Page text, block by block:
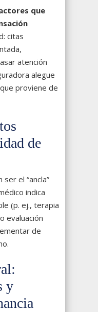
que
citas
atención
alegue
proviene de
de
el “ancla”
indica
(p. ej., terapia
evaluación
de
y